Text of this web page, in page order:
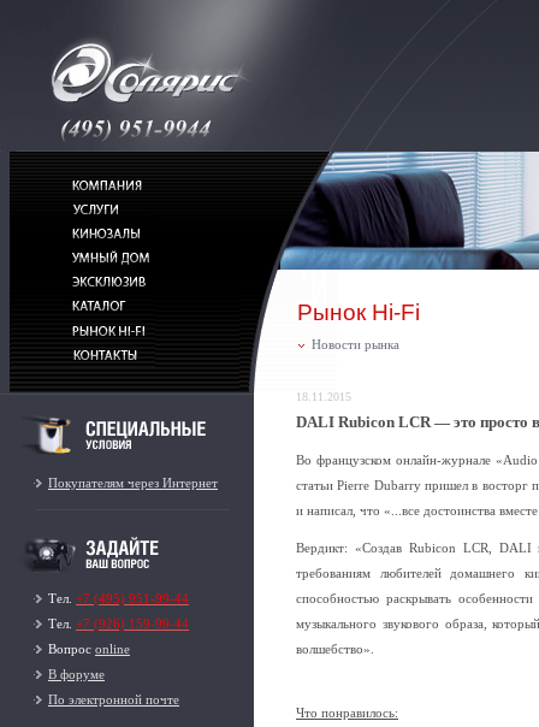
Покупателям через Интернет
Тел. +7 (495) 951-99-44
Тел. +7 (926) 159-99-44
Вопрос online
В форуме
По электронной почте
Рынок Hi-Fi
Новости рынка
18.11.2015
DALI Rubicon LCR — это просто
Во французском онлайн-журнале
статьи Pierre Dubarry пришел в восторг
и написал, что «...все достоинства
Вердикт: «Создав Rubicon LCR, DALI
требованиям любителей домашнего
способностью раскрывать
музыкального звукового образа,
волшебство».
Что понравилось: